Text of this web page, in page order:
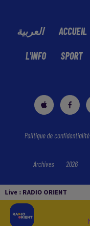
Live : RADIO ORIENT
العربية ACCUEIL
L'INFO SPORT
Politique de confidentialité
Archives 2026